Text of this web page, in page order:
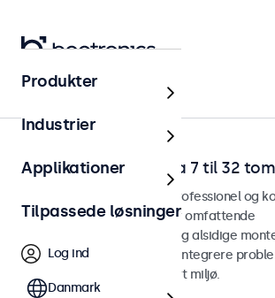
Hjem
RCA-videoskærme fra 7 til 32
RCA-skærme designet til professionel og
Vores RCA-skærme tilbyder omfattende
konfigurationsmuligheder og alsidige
hvilket gør dem nemme at integrere
anvendelsesform og ethvert miljø.
Produkter
Industrier
Applikationer
Tilpassede løsninger
Log ind
Danmark